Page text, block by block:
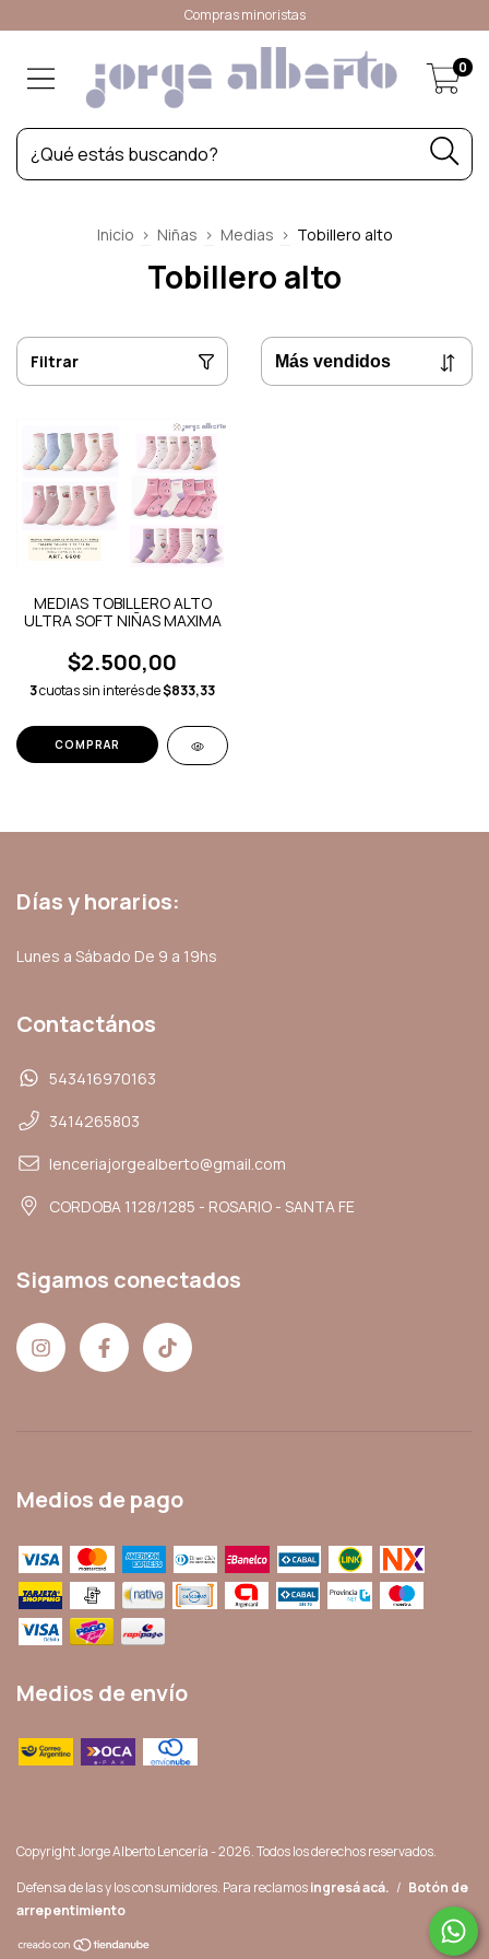
Compras minoristas
0
Inicio > Niñas > Medias > Tobillero alto
Tobillero alto
Filtrar
MEDIAS TOBILLERO ALTO
ULTRA SOFT NIÑAS MAXIMA
$2.500,00
3cuotas sin interés de$833,33
COMPRAR
Días y horarios:
Lunes a Sábado De 9 a 19hs
Contactános
543416970163
3414265803
lenceriajorgealberto@gmail.com
CORDOBA 1128/1285 - ROSARIO - SANTA FE
Sigamos conectados
Medios de pago
Medios de envío
Copyright Jorge Alberto Lencería - 2026. Todos los derechos reservados.
Defensa de las y los consumidores. Para reclamosingresá acá. / Botón de
arrepentimiento